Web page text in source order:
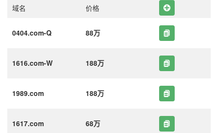
域名 价格
0404.com-Q 88万
1616.com-W 188万
1989.com 188万
1617.com 68万